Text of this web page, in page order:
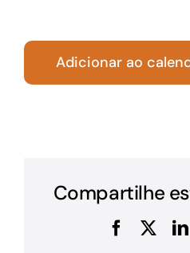
Adicionar ao
Compartilhe
Facebook
X